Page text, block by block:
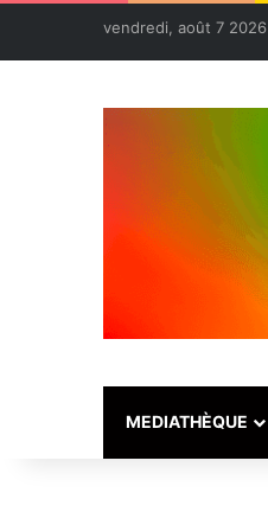
vendredi, août 7 2026
MEDIATHÈQUE